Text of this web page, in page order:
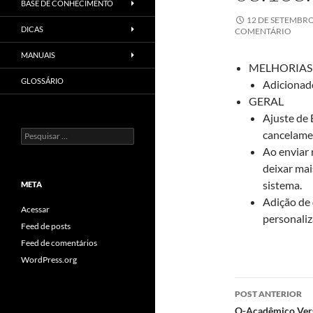
12 DE
COMENTÁRIO
MELHORIAS
GERAL
Ajuste de
Ao enviar
deixar
sistema.
Adição
Navegação
POST ANTERIOR
Q-Acadêmico
BASE DE CONHECIMENTO
DICAS
MANUAIS
GLOSSÁRIO
Pesquisar
por:
META
Acessar
Feed de posts
Feed de comentários
WordPress.org